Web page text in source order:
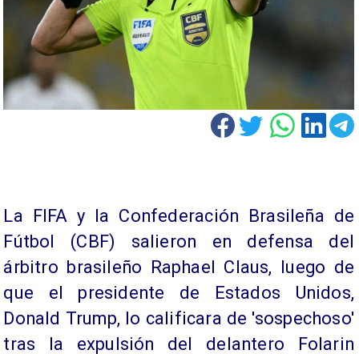
La FIFA y la Confederación Brasileña de
Fútbol (CBF) salieron en defensa del
árbitro brasileño Raphael Claus, luego de
que el presidente de Estados Unidos,
Donald Trump, lo calificara de 'sospechoso'
tras la expulsión del delantero Folarin